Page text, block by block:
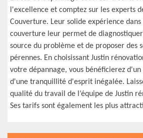
l'excellence et comptez sur les experts
Couverture. Leur solide expérience
couverture leur permet de
source du problème et de proposer des
pérennes. En choisissant Justin
votre dépannage, vous bénéficierez
d'une tranquillité d'esprit inégalée.
qualité du travail de l’équipe de Justin
Ses tarifs sont également les plus